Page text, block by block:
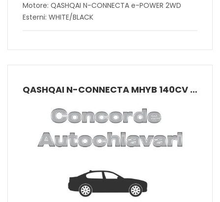
Motore: QASHQAI N-CONNECTA e-POWER 2WD
Esterni: WHITE/BLACK
QASHQAI N-CONNECTA MHYB 140CV MT 2W